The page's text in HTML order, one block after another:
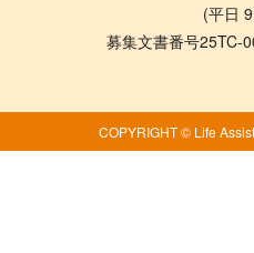
(平日
募集文書番号25TC-
COPYRIGHT © Life